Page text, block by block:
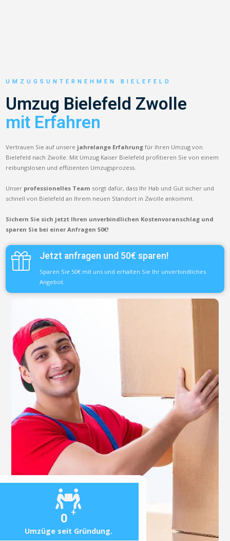
0 +
Umzüge seit Gründung.
UMZUGSUNTERNEHMEN BIELEFELD
Umzug Bielefeld Zwolle
mit Erfahren
Vertrauen Sie auf unsere jahrelange Erfahrung für Ihren Umzug von
Bielefeld nach Zwolle. Mit Umzug Kaiser Bielefeld profitieren Sie von einem
reibungslosen und effizienten Umzugsprozess.
Unser professionelles Team sorgt dafür, dass Ihr Hab und Gut sicher und
schnell von Bielefeld an Ihrem neuen Standort in Zwolle ankommt.
Sichern Sie sich jetzt Ihren unverbindlichen Kostenvoranschlag und
sparen Sie bei einer Anfragen 50€!
Jetzt anfragen und 50€ sparen!
Sparen Sie 50€ mit uns und erhalten Sie Ihr unverbindliches
Angebot.